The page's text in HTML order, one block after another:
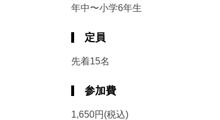
年中〜小学6年生
定員
先着15名
参加費
1,650円(税込)